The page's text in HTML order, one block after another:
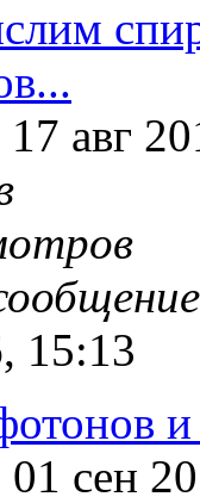
17 авг
15:13
01 сен